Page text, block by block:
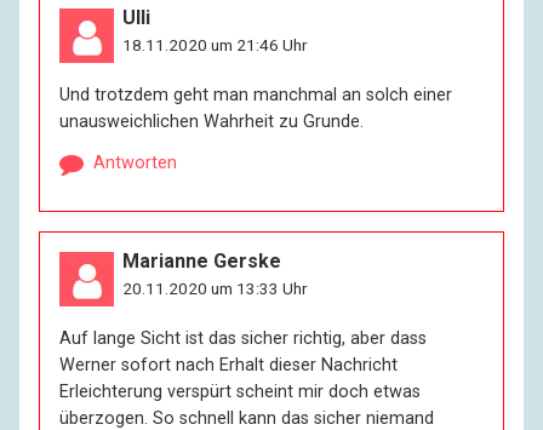
Ulli
18.11.2020 um 21:46 Uhr
Und trotzdem geht man manchmal an solch einer
unausweichlichen Wahrheit zu Grunde.
Antworten
Marianne Gerske
20.11.2020 um 13:33 Uhr
Auf lange Sicht ist das sicher richtig, aber dass
Werner sofort nach Erhalt dieser Nachricht
Erleichterung verspürt scheint mir doch etwas
überzogen. So schnell kann das sicher niemand